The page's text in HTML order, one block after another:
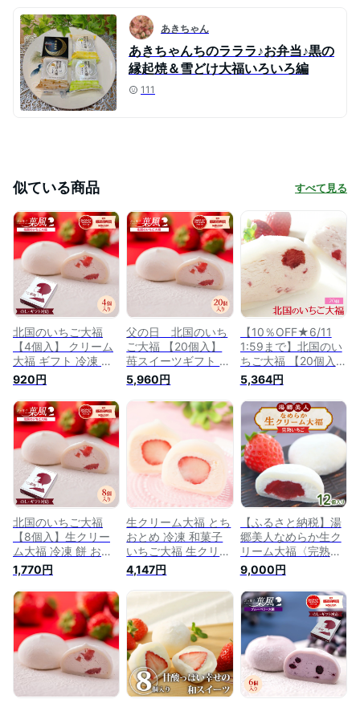
あきちゃん
あきちゃんちのラララ♪お弁当♪黒の
縁起焼＆雪どけ大福いろいろ編
111
似ている商品 すべて見る
北国のいちご大福
【4個入】 クリーム
大福 ギフト 冷凍 餅
スイーツ 生クリーム
いちご大福 イチゴ大
福 フルーツ大福 生
クリーム大福 フルー
ツ 和菓子 詰め合わ
せギフト プレゼント
お取り寄せスイーツ
手土産 洋菓子 贈り
物
920円
父の日 北国のいち
ご大福 【20個入】
苺スイーツギフト 生
クリーム大福 クリー
ム 大福 スイーツギ
フト 簡易包装 冷凍
ギフト 生クリーム
いちご大福 プレゼン
ト 和菓子 お取り寄
せ スイーツ もちス
イーツ
5,960円
【10％OFF★6/11
1:59まで】北国のい
ちご大福 【20個入】
苺スイーツギフト 高
級菓子 生クリーム大
福 クリーム 高級 大
福 高級スイーツギフ
ト 簡易包装 冷凍 ギ
フト 生クリーム い
ちご大福 プレゼント
和菓子 お取り寄せ
スイーツ もちスイー
ツ 母の日 父の日
5,364円
北国のいちご大福
【8個入】生クリー
ム大福 冷凍 餅 お誕
生日 スイーツ 冷や
し 高級菓子 大福 ギ
フト クリーム いち
ご大福 プレゼント
お取り寄せ 個包装
苺スイーツ 和スイー
ツ お取り寄せスイー
ツ 内祝い お歳暮
1,770円
生クリーム大福 とち
おとめ 冷凍 和菓子
いちご大福 生クリー
ムいちご大福 大福
フルーツ 苺 スイー
ツ イチゴ お菓子 和
楽
4,147円
【ふるさと納税】湯
郷美人なめらか生ク
リーム大福〈完熟い
ちご〉12個入り_和菓
子 スイーツ 岡山県
産 人気 美味しい ギ
フト お取り寄せ 冷
凍 送料無料 生クリ
ーム大福 大福 いち
ご 苺 スイーツ 和菓
子【配送不可地域：
離島】【1142652】
9,000円